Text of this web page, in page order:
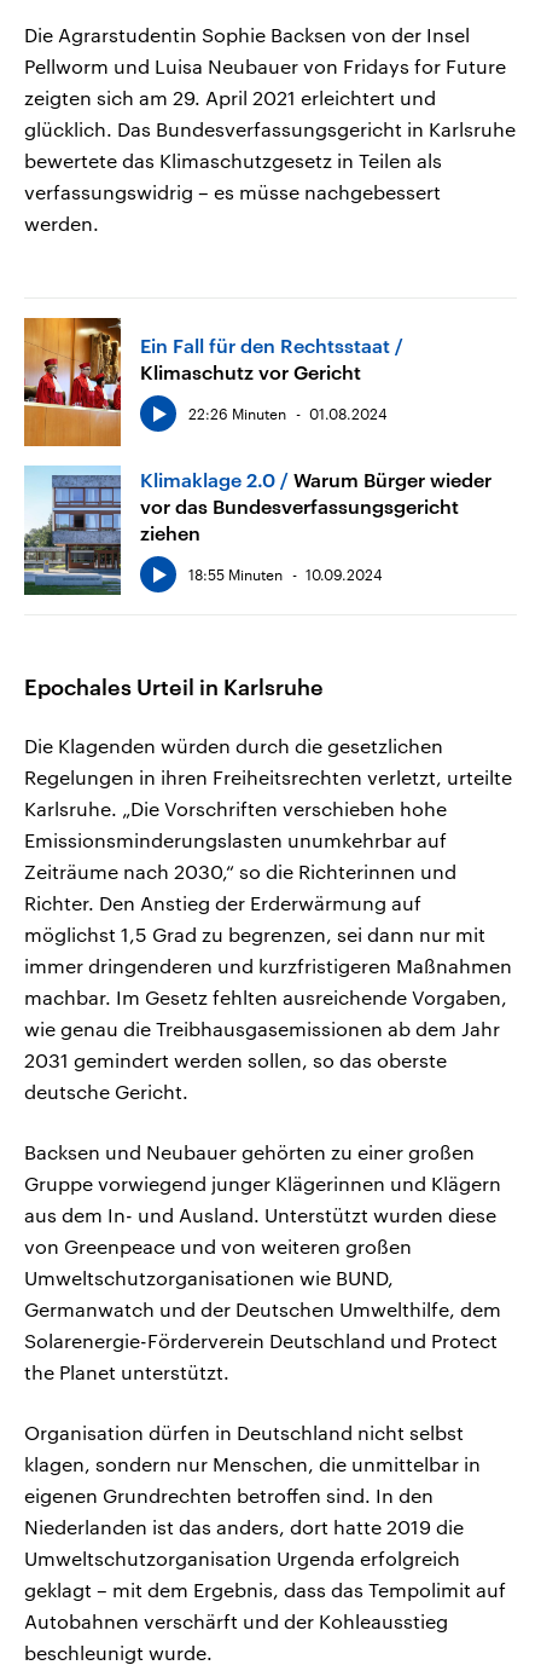
Die Agrarstudentin Sophie Backsen von der Insel
Pellworm und Luisa Neubauer von Fridays for Future
zeigten sich am 29. April 2021 erleichtert und
glücklich. Das Bundesverfassungsgericht in Karlsruhe
bewertete das Klimaschutzgesetz in Teilen als
verfassungswidrig – es müsse nachgebessert
werden.
Ein Fall für den Rechtsstaat
Klimaschutz vor Gericht
22:26 Minuten 01.08.2024
Klimaklage 2.0
Warum Bürger wieder
vor das Bundesverfassungsgericht
ziehen
18:55 Minuten 10.09.2024
Epochales Urteil in Karlsruhe
Die Klagenden würden durch die gesetzlichen
Regelungen in ihren Freiheitsrechten verletzt, urteilte
Karlsruhe. „Die Vorschriften verschieben hohe
Emissionsminderungslasten unumkehrbar auf
Zeiträume nach 2030,“ so die Richterinnen und
Richter. Den Anstieg der Erderwärmung auf
möglichst 1,5 Grad zu begrenzen, sei dann nur mit
immer dringenderen und kurzfristigeren Maßnahmen
machbar. Im Gesetz fehlten ausreichende Vorgaben,
wie genau die Treibhausgasemissionen ab dem Jahr
2031 gemindert werden sollen, so das oberste
deutsche Gericht.
Backsen und Neubauer gehörten zu einer großen
Gruppe vorwiegend junger Klägerinnen und Klägern
aus dem In- und Ausland. Unterstützt wurden diese
von Greenpeace und von weiteren großen
Umweltschutzorganisationen wie BUND,
Germanwatch und der Deutschen Umwelthilfe, dem
Solarenergie-Förderverein Deutschland und Protect
the Planet unterstützt.
Organisation dürfen in Deutschland nicht selbst
klagen, sondern nur Menschen, die unmittelbar in
eigenen Grundrechten betroffen sind. In den
Niederlanden ist das anders, dort hatte 2019 die
Umweltschutzorganisation Urgenda erfolgreich
geklagt – mit dem Ergebnis, dass das Tempolimit auf
Autobahnen verschärft und der Kohleausstieg
beschleunigt wurde.